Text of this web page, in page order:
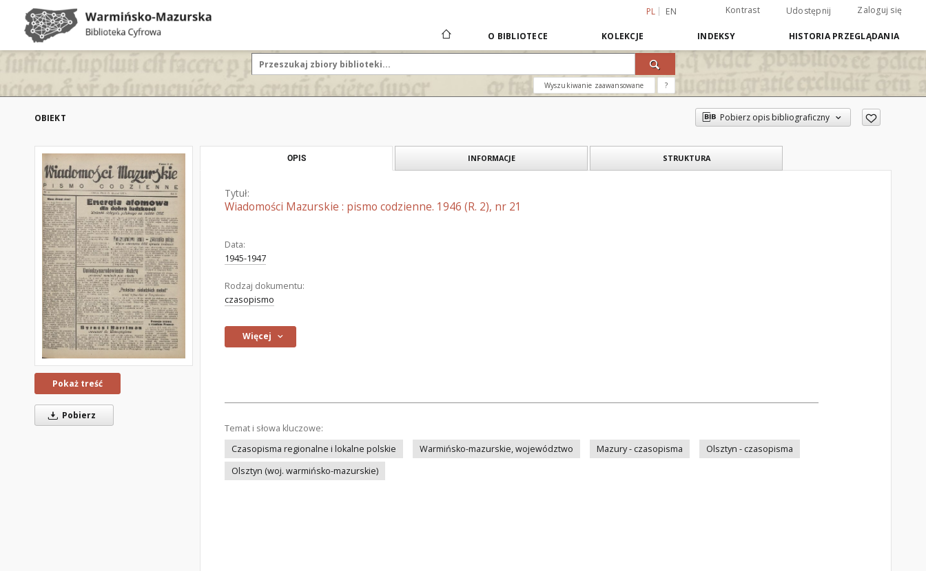
PL EN Kontrast Udostępnij Zaloguj się
O BIBLIOTECE KOLEKCJE INDEKSY HISTORIA PRZEGLĄDANIA
Wyszukiwanie zaawansowane ?
OBIEKT Pobierz opis bibliograficzny
Pokaż treść
Pobierz
OPIS INFORMACJE STRUKTURA
Tytuł:
Wiadomości Mazurskie : pismo codzienne. 1946 (R. 2), nr 21
Data:
1945-1947
Rodzaj dokumentu:
czasopismo
Więcej
Temat i słowa kluczowe:
Czasopisma regionalne i lokalne polskie
Warmińsko-mazurskie, województwo Mazury - czasopisma
Olsztyn - czasopisma
Olsztyn (woj. warmińsko-mazurskie)